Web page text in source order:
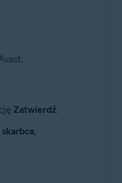
Zatwierdź.
skarbca,